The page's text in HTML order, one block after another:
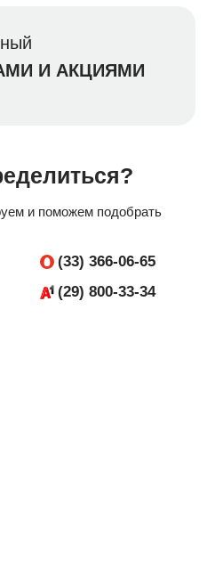
И АКЦИЯМИ
и поможем подобрать
(33) 366-06-65
(29) 800-33-34